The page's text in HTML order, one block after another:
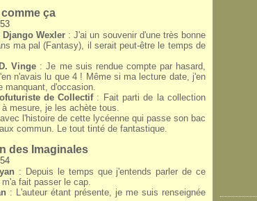
ça
Wexler: J'ai un souvenir d'une très bonne
ma pal (Fantasy), il serait peut-être le temps de
Vinge : Je me suis rendue compte par hasard,
n'avais lu que 4 ! Même si ma lecture date, j'en
manquant, d'occasion.
deCollectif: Fait parti de la collection
mesure, je les achète tous.
l'histoire de cette lycéenne qui passe son bac
commun. Le tout tinté de fantastique.
des Imaginales
: Depuis le temps que j'entends parler de ce
fait passer le cap.
: L'auteur étant présente, je me suis renseignée